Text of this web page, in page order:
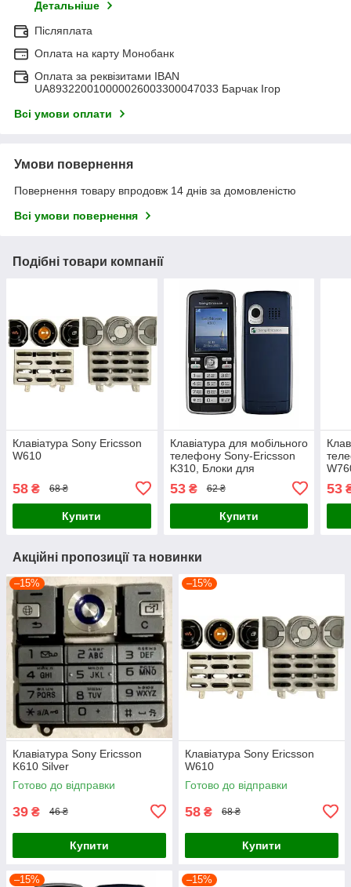
Детальніше
Післяплата
Оплата на карту Монобанк
Оплата за реквізитами IBAN
UA893220010000026003300047033 Барчак Ігор
Всі умови оплати
Умови повернення
Повернення товару впродовж 14 днів за домовленістю
Всі умови повернення
Подібні товари компанії
Клавіатура Sony Ericsson
W610
58 ₴ 68 ₴
Купити
Клавіатура для мобільного
телефону Sony-Ericsson
K310, Блоки для
53₴ 62 ₴
Купити
53
Акційні пропозиції та новинки
–15%
Клавіатура Sony Ericsson
K610 Silver
Готово до відправки
39 ₴ 46 ₴
Купити
–15%
Клавіатура Sony Ericsson
W610
Готово до відправки
58 ₴ 68 ₴
Купити
–15% –15%